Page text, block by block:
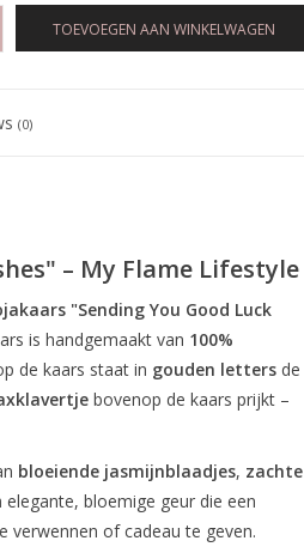
TOEVOEGEN AAN WINKELWAGEN
(0)
– My Flame Lifestyle
"Sending You Good Luck
is handgemaakt van 100%
de kaars staat in gouden lettersde
bovenop de kaars prijkt –
bloeiende jasmijnblaadjes, zachte
elegante, bloemige geur die een
verwennen of cadeau te geven.